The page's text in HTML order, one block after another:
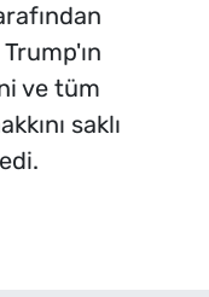
ve tüm
saklı